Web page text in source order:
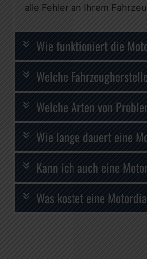
alle Fehler an Ihrem
Wie funktioniert die
Welche
Welche Arten von
Wie lange dauert eine
Kann ich auch eine
Was kostet eine